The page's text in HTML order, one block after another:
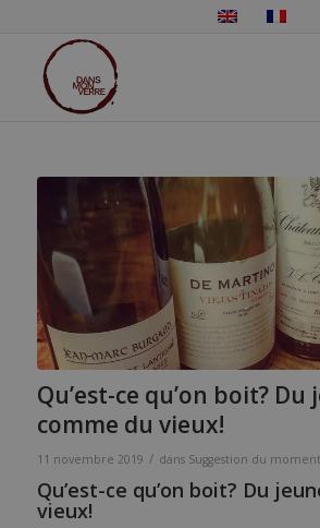
Qu’est-ce qu’on boit? Du
comme du vieux!
11 novembre 2019 / dans Suggestion du moment
Qu’est-ce qu’on boit? Du
vieux!